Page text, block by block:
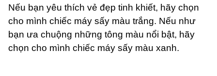
Nếu bạn yêu thích vẻ đẹp tinh khiết, hãy chọn
cho mình chiếc máy sấy màu trắng. Nếu như
bạn ưa chuộng những tông màu nổi bật, hãy
chọn cho mình chiếc máy sấy màu xanh.